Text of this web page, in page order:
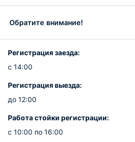
Обратите внимание!
Регистрация заезда:
с 14:00
Регистрация выезда:
до 12:00
Работа стойки регистрации:
с 10:00 по 16:00